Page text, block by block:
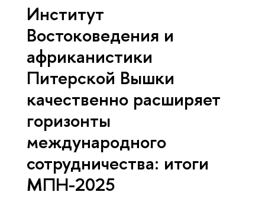
Институт
Востоковедения и
африканистики
Питерской Вышки
качественно расширяет
горизонты
международного
сотрудничества: итоги
МПН-2025